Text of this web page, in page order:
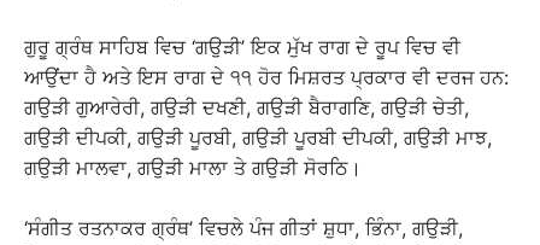
ਗੁਰੂ ਗ੍ਰੰਥ ਸਾਹਿਬ ਵਿਚ ‘ਗਉੜੀ’ ਇਕ ਮੁੱਖ ਰਾਗ ਦੇ ਰੂਪ ਵਿਚ ਵੀ
ਆਉਂਦਾ ਹੈ ਅਤੇ ਇਸ ਰਾਗ ਦੇ ੧੧ ਹੋਰ ਮਿਸ਼ਰਤ ਪ੍ਰਕਾਰ ਵੀ ਦਰਜ ਹਨ:
ਗਉੜੀ ਗੁਆਰੇਰੀ, ਗਉੜੀ ਦਖਣੀ, ਗਉੜੀ ਬੈਰਾਗਣਿ, ਗਉੜੀ ਚੇਤੀ,
ਗਉੜੀ ਦੀਪਕੀ, ਗਉੜੀ ਪੂਰਬੀ, ਗਉੜੀ ਪੂਰਬੀ ਦੀਪਕੀ, ਗਉੜੀ ਮਾਝ,
ਗਉੜੀ ਮਾਲਵਾ, ਗਉੜੀ ਮਾਲਾ ਤੇ ਗਉੜੀ ਸੋਰਠਿ।
‘ਸੰਗੀਤ ਰਤਨਾਕਰ ਗ੍ਰੰਥ’ ਵਿਚਲੇ ਪੰਜ ਗੀਤਾਂ ਸ਼ੁਧਾ, ਭਿੰਨਾ, ਗਉੜੀ,